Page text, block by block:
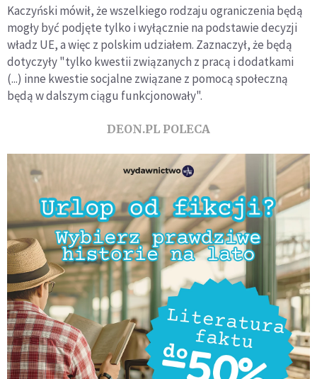
Kaczyński mówił, że wszelkiego rodzaju ograniczenia będą
mogły być podjęte tylko i wyłącznie na podstawie decyzji
władz UE, a więc z polskim udziałem. Zaznaczył, że będą
dotyczyły "tylko kwestii związanych z pracą i dodatkami
(...) inne kwestie socjalne związane z pomocą społeczną
będą w dalszym ciągu funkcjonowały".
DEON.PL POLECA